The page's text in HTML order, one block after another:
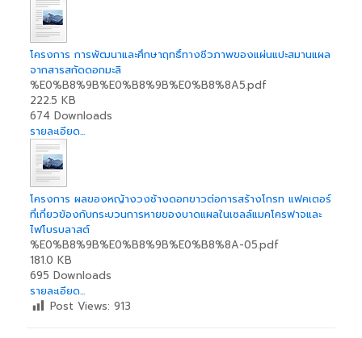
โครงการ การพัฒนาและศึกษาฤทธิ์ทางชีวภาพของแผ่นแปะสมานแผล
จากสารสกัดดอกมะลิ
%E0%B8%9B%E0%B8%9B%E0%B8%8A5.pdf
222.5 KB
674 Downloads
รายละเอียด...
โครงการ ผลของหญ้างวงช้างดอกขาวต่อการสร้างโกรท แฟคเตอร์
ที่เกี่ยวข้องกับกระบวนการหายของบาดแผลในเซลล์แมคโครฟาจและ
ไฟโบรบลาสต์
%E0%B8%9B%E0%B8%9B%E0%B8%8A-05.pdf
181.0 KB
695 Downloads
รายละเอียด...
Post Views: 913